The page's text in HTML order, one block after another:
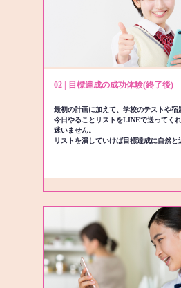
02 | 目標達成の成功体験(終了後)
最初の計画に加えて、学校のテストや宿
今日やることリストをLINEで送ってく
迷いません。
リストを潰していけば目標達成に自然と